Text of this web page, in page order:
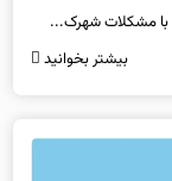
بیشتر بخوانید